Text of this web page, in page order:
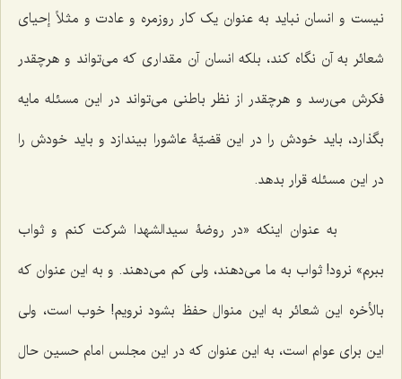
نیست و انسان نباید به عنوان یک کار روزمره و عادت و مثلاً إحیای
شعائر به آن نگاه کند، بلکه انسان آن مقداری که می‌تواند و هرچقدر
فکرش می‌رسد و هرچقدر از نظر باطنی می‌تواند در این مسئله مایه
بگذارد، باید خودش را در این قضیّۀ عاشورا بیندازد و باید خودش را
در این مسئله قرار بدهد.
به عنوان اینکه «در روضۀ سیدالشهدا شرکت کنم و ثواب
ببرم» نرود! ثواب به ما می‌دهند، ولی کم می‌دهند. و به این عنوان که
بالأخره این شعائر به این منوال حفظ بشود نرویم! خوب است، ولی
این برای عوام است، به این عنوان که در این مجلس امام حسین حال